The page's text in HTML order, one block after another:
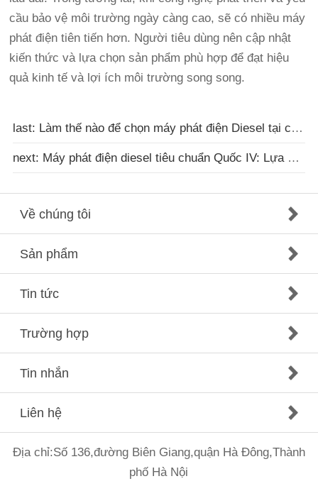
cầu bảo vệ môi trường ngày càng cao, sẽ có nhiều máy
phát điện tiên tiến hơn. Người tiêu dùng nên cập nhật
kiến thức và lựa chọn sản phẩm phù hợp để đạt hiệu
quả kinh tế và lợi ích môi trường song song.
last: Làm thế nào để chọn máy phát điện Diesel tại công trường
next: Máy phát điện diesel tiêu chuẩn Quốc IV: Lựa chọn mới thân thiện với môi trường và tiết kiệm năng lư
Về chúng tôi
Sản phẩm
Tin tức
Trường hợp
Tin nhắn
Liên hệ
Địa chỉ:Số 136,đường Biên Giang,quận Hà Đông,Thành
phố Hà Nội